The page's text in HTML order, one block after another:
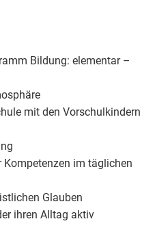
Bildung: elementar –
mit den Vorschulkindern
im täglichen
Glauben
ihren Alltag aktiv